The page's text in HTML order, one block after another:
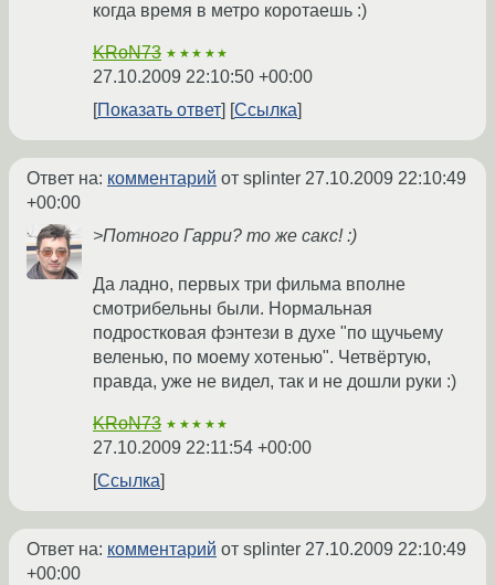
когда время в метро коротаешь :)
KRoN73 ★★★★★
27.10.2009 22:10:50 +00:00
Показать ответ
Ссылка
Ответ на: комментарий от splinter 27.10.2009 22:10:49
+00:00
>Потного Гарри? то же сакс! :)
Да ладно, первых три фильма вполне
смотрибельны были. Нормальная
подростковая фэнтези в духе "по щучьему
веленью, по моему хотенью". Четвёртую,
правда, уже не видел, так и не дошли руки :)
KRoN73 ★★★★★
27.10.2009 22:11:54 +00:00
Ссылка
Ответ на: комментарий от splinter 27.10.2009 22:10:49
+00:00